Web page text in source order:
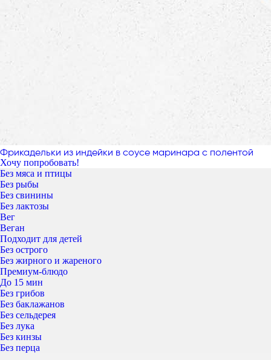
Фрикадельки из индейки в соусе маринара с полентой
Хочу попробовать!
Без мяса и птицы
Без рыбы
Без свинины
Без лактозы
Вег
Веган
Подходит для детей
Без острого
Без жирного и жареного
Премиум-блюдо
До 15 мин
Без грибов
Без баклажанов
Без сельдерея
Без лука
Без кинзы
Без перца